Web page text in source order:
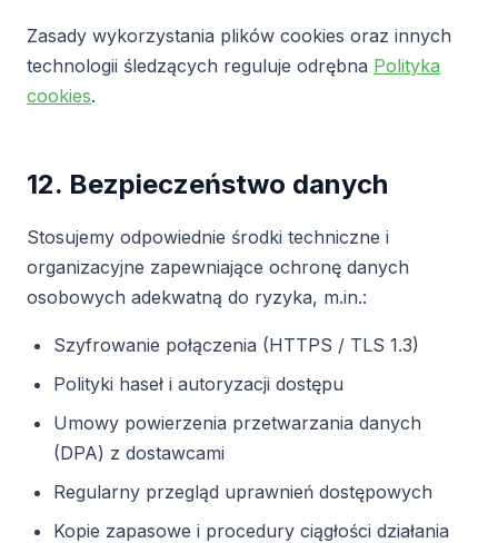
Zasady wykorzystania plików cookies oraz innych
technologii śledzących reguluje odrębna Polityka
cookies.
12. Bezpieczeństwo danych
Stosujemy odpowiednie środki techniczne i
organizacyjne zapewniające ochronę danych
osobowych adekwatną do ryzyka, m.in.:
Szyfrowanie połączenia (HTTPS / TLS 1.3)
Polityki haseł i autoryzacji dostępu
Umowy powierzenia przetwarzania danych
(DPA) z dostawcami
Regularny przegląd uprawnień dostępowych
Kopie zapasowe i procedury ciągłości działania